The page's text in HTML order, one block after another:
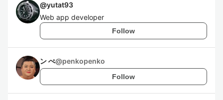
@yutat93
Web app developer
Follow
ン ぺ@penkopenko
Follow